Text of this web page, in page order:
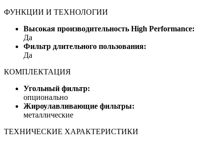
ФУНКЦИИ И ТЕХНОЛОГИИ
Высокая производительность High Performance:
Да
Фильтр длительного пользования:
Да
КОМПЛЕКТАЦИЯ
Угольный фильтр:
опционально
Жироулавливающие фильтры:
металлические
ТЕХНИЧЕСКИЕ ХАРАКТЕРИСТИКИ